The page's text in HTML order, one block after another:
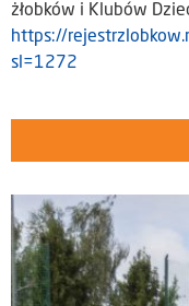
żłobków i Klubów
https://
sl=1272